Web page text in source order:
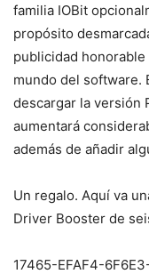
familia IOBit
propósito
publicidad
mundo del software.
descargar la versión
aumentará
además de añadir
Un regalo. Aquí va
Driver Booster de
17465-EFAF4-